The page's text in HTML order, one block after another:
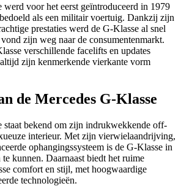
werd voor het eerst geïntroduceerd in 1979
als een militair voertuig. Dankzij zijn
prestaties werd de G-Klasse al snel
zijn weg naar de consumentenmarkt.
verschillende facelifts en updates
zijn kenmerkende vierkante vorm
de Mercedes G-Klasse
staat bekend om zijn indrukwekkende off-
interieur. Met zijn vierwielaandrijving,
ophangingssysteem is de G-Klasse in
kunnen. Daarnaast biedt het ruime
comfort en stijl, met hoogwaardige
technologieën.